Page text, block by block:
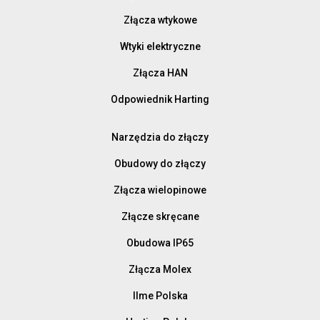
Złącza wtykowe
Wtyki elektryczne
Złącza HAN
Odpowiednik Harting
Narzędzia do złączy
Obudowy do złączy
Złącza wielopinowe
Złącze skręcane
Obudowa IP65
Złącza Molex
Ilme Polska